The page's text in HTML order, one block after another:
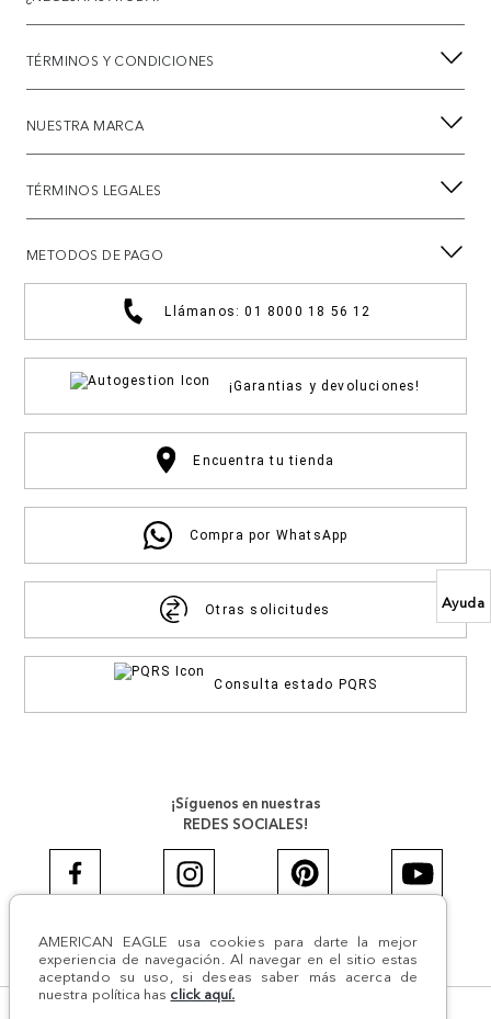
Ayuda
AMERICAN EAGLE usa cookies para darte la mejor
experiencia de navegación. Al navegar en el sitio estas
aceptando su uso, si deseas saber más acerca de
nuestra política has click aquí.
TÉRMINOS Y CONDICIONES
NUESTRA MARCA
TÉRMINOS LEGALES
METODOS DE PAGO
Llámanos: 01 8000 18 56 12
¡Garantias y devoluciones!
Encuentra tu tienda
Compra por WhatsApp
Otras solicitudes
Consulta estado PQRS
¡Síguenos en nuestras
REDES SOCIALES!
#AEJEANS #AerieREALCOL